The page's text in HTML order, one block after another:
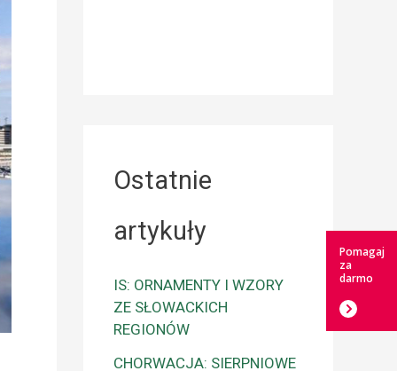
Ostatnie
artykuły
IS: ORNAMENTY I WZORY
ZE SŁOWACKICH
REGIONÓW
CHORWACJA: SIERPNIOWE
Pomagaj
za
darmo